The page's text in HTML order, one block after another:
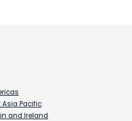
Pacific
and Ireland